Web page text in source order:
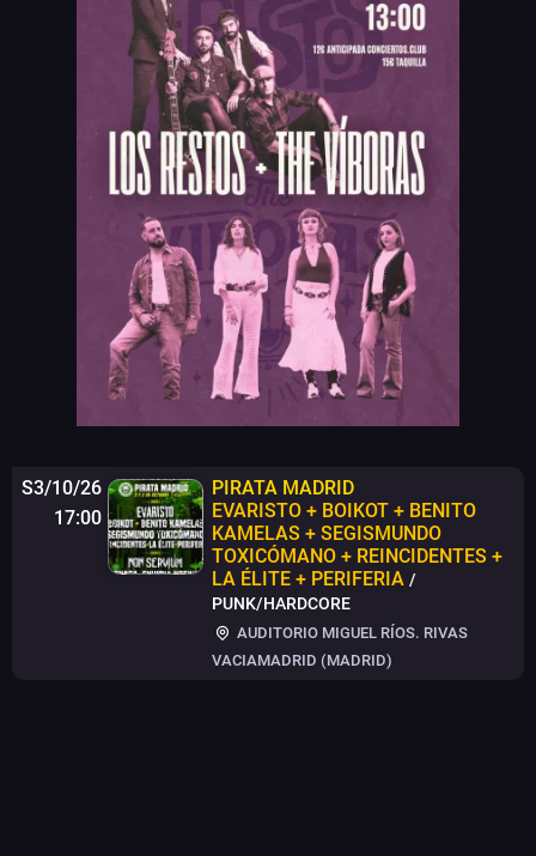
S3/10/26
17:00
PIRATA MADRID
EVARISTO + BOIKOT + BENITO
KAMELAS + SEGISMUNDO
TOXICÓMANO + REINCIDENTES +
LA ÉLITE + PERIFERIA /
PUNK/HARDCORE
AUDITORIO MIGUEL RÍOS. RIVAS
VACIAMADRID (MADRID)